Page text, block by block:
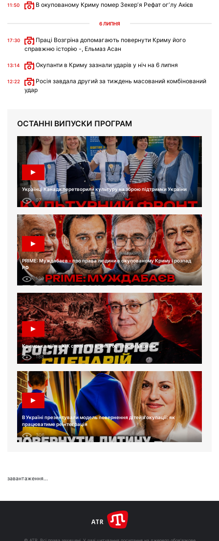
11:50 В окупованому Криму помер Зекерʼя Рефат огʼлу Акієв
6 ЛИПНЯ
17:30
Праці Возгріна допомагають повернути Криму його
справжню історію -, Ельмаз Асан
13:14 Окупанти в Криму зазнали ударів у ніч на 6 липня
12:22
Росія завдала другий за тиждень масований комбінований
удар
ОСТАННІ ВИПУСКИ ПРОГРАМ
Українці Канади перетворили культуру на зброю підтримки України
97
PRIME: Муждабаєв - про права людини в окупованому Криму і розпад
РФ
180
Кримська війна XIX століття і війна Росії проти України
188
В Україні презентували модель повернення дітей з окупації: як
працюватиме реінтеграція
306
завантаження...